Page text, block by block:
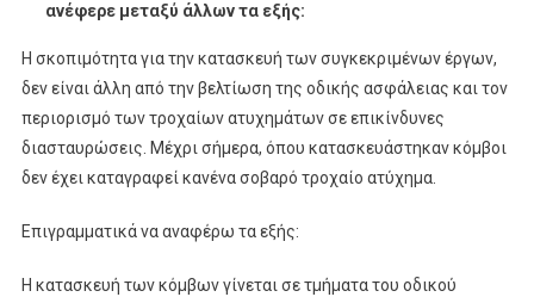
ανέφερε μεταξύ άλλων τα εξής:
Η σκοπιμότητα για την κατασκευή των συγκεκριμένων έργων,
δεν είναι άλλη από την βελτίωση της οδικής ασφάλειας και τον
περιορισμό των τροχαίων ατυχημάτων σε επικίνδυνες
διασταυρώσεις. Μέχρι σήμερα, όπου κατασκευάστηκαν κόμβοι
δεν έχει καταγραφεί κανένα σοβαρό τροχαίο ατύχημα.
Επιγραμματικά να αναφέρω τα εξής:
Η κατασκευή των κόμβων γίνεται σε τμήματα του οδικού